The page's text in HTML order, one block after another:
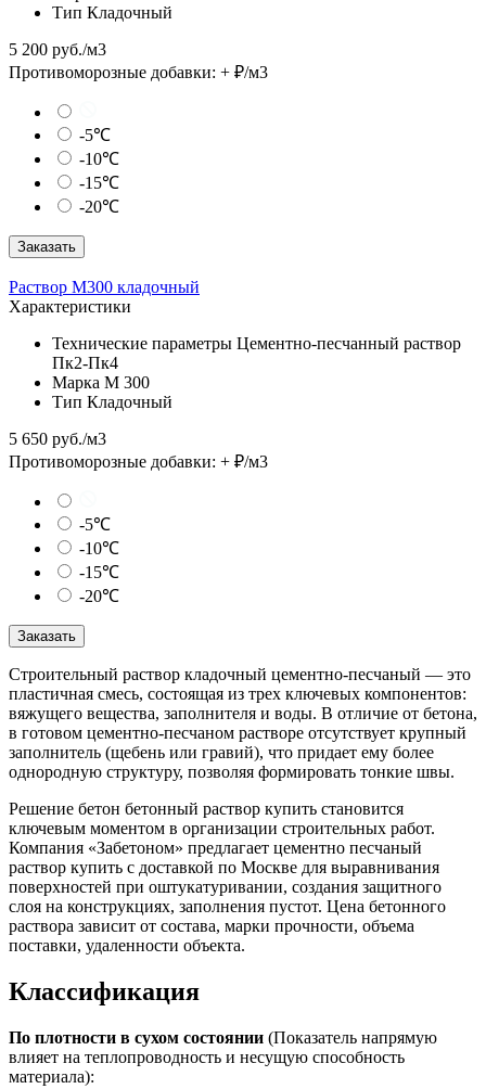
Тип Кладочный
5 200 руб./м3
Противоморозные добавки: + ₽/м3
-5℃
-10℃
-15℃
-20℃
Заказать
Раствор М300 кладочный
Характеристики
Технические параметры Цементно-песчанный раствор
Пк2-Пк4
Марка М 300
Тип Кладочный
5 650 руб./м3
Противоморозные добавки: + ₽/м3
-5℃
-10℃
-15℃
-20℃
Заказать
Строительный раствор кладочный цементно-песчаный — это
пластичная смесь, состоящая из трех ключевых компонентов:
вяжущего вещества, заполнителя и воды. В отличие от бетона,
в готовом цементно-песчаном растворе отсутствует крупный
заполнитель (щебень или гравий), что придает ему более
однородную структуру, позволяя формировать тонкие швы.
Решение бетон бетонный раствор купить становится
ключевым моментом в организации строительных работ.
Компания «Забетоном» предлагает цементно песчаный
раствор купить с доставкой по Москве для выравнивания
поверхностей при оштукатуривании, создания защитного
слоя на конструкциях, заполнения пустот. Цена бетонного
раствора зависит от состава, марки прочности, объема
поставки, удаленности объекта.
Классификация
По плотности в сухом состоянии (Показатель напрямую
влияет на теплопроводность и несущую способность
материала):